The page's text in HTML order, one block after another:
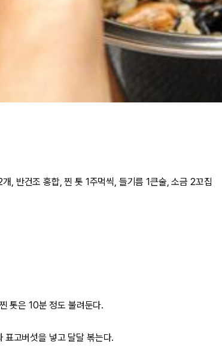
, 반건조 홍합, 찐 톳 1주먹씩, 들기름 1큰술, 소금 2꼬집
톳은 10분 정도 불려둔다.
고버섯을 넣고 달달 볶는다.